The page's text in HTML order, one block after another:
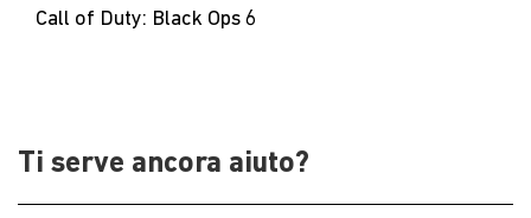
Call of Duty: Black Ops 6
Ti serve ancora aiuto?